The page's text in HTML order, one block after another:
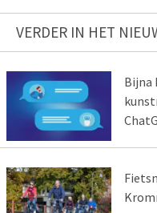
VERDER IN HET
Bijna